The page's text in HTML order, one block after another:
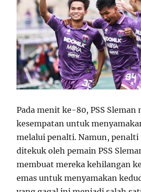
Pada menit ke-80, PSS Sleman
kesempatan untuk
melalui penalti. Namun, penalti
ditekuk oleh pemain PSS
membuat mereka kehilangan
emas untuk menyamakan